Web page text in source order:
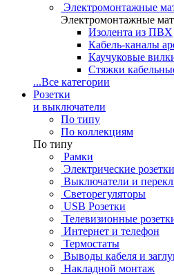
Электромонтажные
Электромонтажные
Изолента из ПВХ
Кабель-каналы
Каучуковые
Стяжки
...Все категории
Розетки
и выключатели
По типу
По коллекциям
По типу
Рамки
Электрические розетки
Выключатели и
Светорегуляторы
USB Розетки
Телевизионные
Интернет и телефон
Термостаты
Выводы кабеля и
Накладной монтаж